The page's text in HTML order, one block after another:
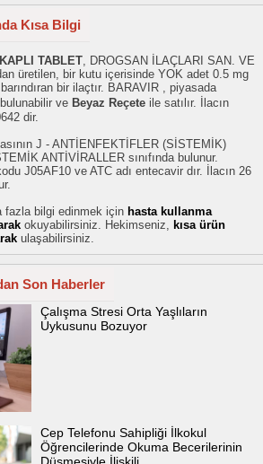
Kısa Bilgi
TABLET, DROGSAN İLAÇLARI SAN. VE
üretilen, bir kutu içerisinde YOK adet 0.5 mg
bir ilaçtır. BARAVIR , piyasada
ve Beyaz Reçete ile satılır. İlacın
dir.
J - ANTİENFEKTİFLER (SİSTEMİK)
ANTİVİRALLER sınıfında bulunur.
J05AF10 ve ATC adı entecavir dır. İlacın 26
fazla bilgi edinmek için hasta kullanma
okuyabilirsiniz. Hekimseniz, kısa ürün
ulaşabilirsiniz.
Son Haberler
Çalışma Stresi Orta Yaşlıların
Uykusunu Bozuyor
Cep Telefonu Sahipliği İlkokul
Öğrencilerinde Okuma Becerilerinin
Düşmesiyle İlişkili